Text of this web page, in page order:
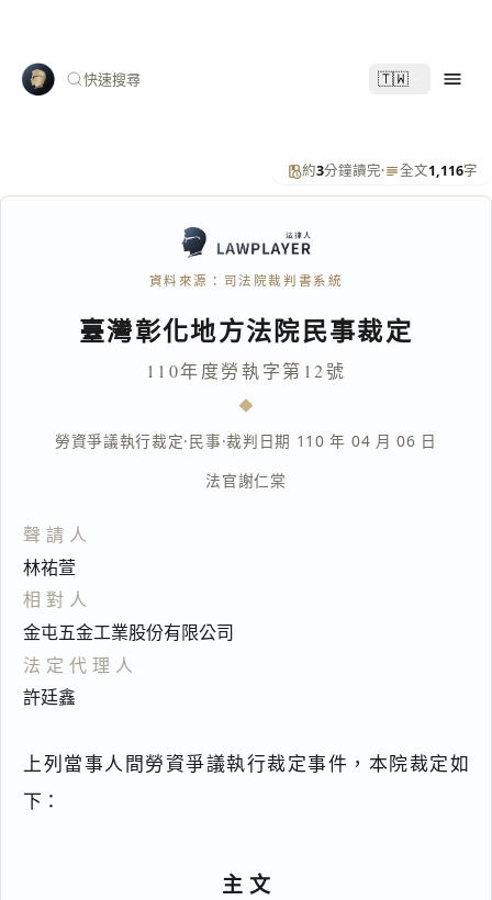
快速搜尋 🇹🇼
約3分鐘讀完· 全文1,116字
資料來源：司法院裁判書系統
臺灣彰化地方法院民事裁定
110年度勞執字第12號
勞資爭議執行裁定·民事·裁判日期 110 年 04 月 06 日
法官謝仁棠
聲請人
林祐萱
相對人
金屯五金工業股份有限公司
法定代理人
許廷鑫
上列當事人間勞資爭議執行裁定事件，本院裁定如
下：
主文